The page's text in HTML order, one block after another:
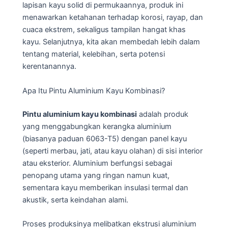
lapisan kayu solid di permukaannya, produk ini
menawarkan ketahanan terhadap korosi, rayap, dan
cuaca ekstrem, sekaligus tampilan hangat khas
kayu. Selanjutnya, kita akan membedah lebih dalam
tentang material, kelebihan, serta potensi
kerentanannya.
Apa Itu Pintu Aluminium Kayu Kombinasi?
Pintu aluminium kayu kombinasi adalah produk
yang menggabungkan kerangka aluminium
(biasanya paduan 6063-T5) dengan panel kayu
(seperti merbau, jati, atau kayu olahan) di sisi interior
atau eksterior. Aluminium berfungsi sebagai
penopang utama yang ringan namun kuat,
sementara kayu memberikan insulasi termal dan
akustik, serta keindahan alami.
Proses produksinya melibatkan ekstrusi aluminium